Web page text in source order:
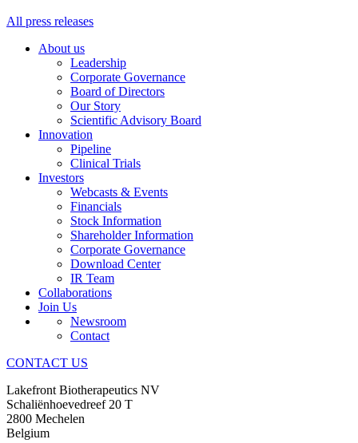
All press releases
About us
Leadership
Corporate Governance
Board of Directors
Our Story
Scientific Advisory Board
Innovation
Pipeline
Clinical Trials
Investors
Webcasts & Events
Financials
Stock Information
Shareholder Information
Corporate Governance
Download Center
IR Team
Collaborations
Join Us
Newsroom
Contact
CONTACT US
Lakefront Biotherapeutics NV
Schaliënhoevedreef 20 T
2800 Mechelen
Belgium